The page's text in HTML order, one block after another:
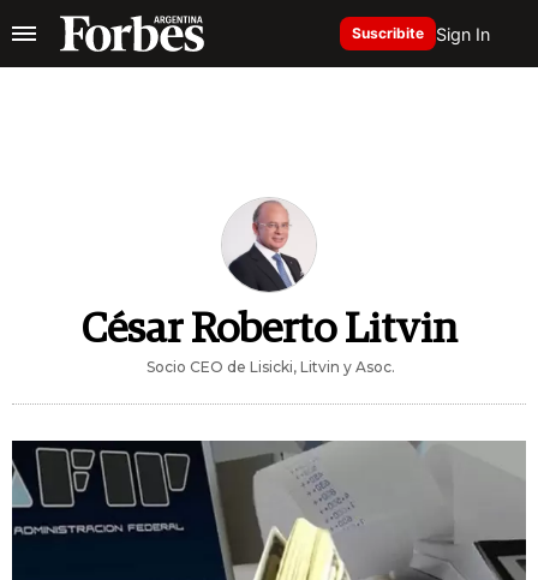
Suscribite Sign In
César Roberto Litvin
Socio CEO de Lisicki, Litvin y Asoc.